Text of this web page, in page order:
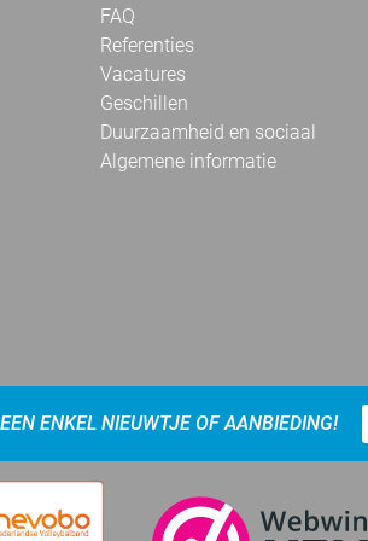
FAQ
Referenties
Vacatures
Geschillen
Duurzaamheid en sociaal
Algemene informatie
ENKEL NIEUWTJE OF AANBIEDING!